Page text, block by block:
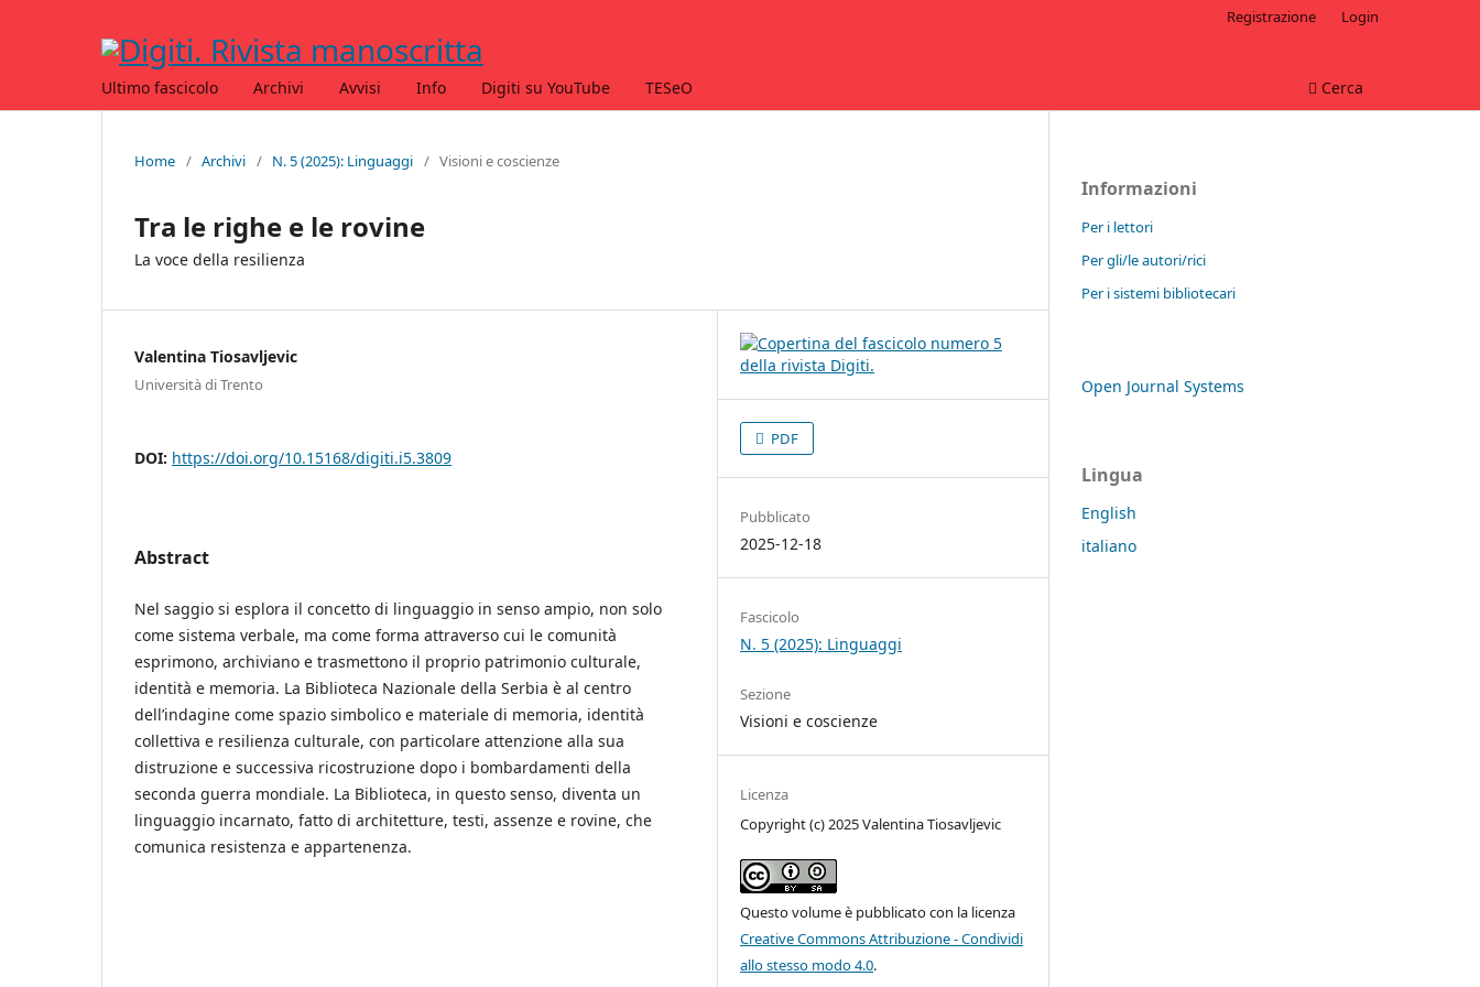
Ultimo fascicolo Archivi Avvisi Info Digiti su YouTube TESeO Cerca
Registrazione Login
Home / Archivi / N. 5 (2025): Linguaggi / Visioni e coscienze
Tra le righe e le rovine
La voce della resilienza
Valentina Tiosavljevic
Università di Trento
DOI: https://doi.org/10.15168/digiti.i5.3809
Abstract
Nel saggio si esplora il concetto di linguaggio in senso ampio, non solo
come sistema verbale, ma come forma attraverso cui le comunità
esprimono, archiviano e trasmettono il proprio patrimonio culturale,
identità e memoria. La Biblioteca Nazionale della Serbia è al centro
dell’indagine come spazio simbolico e materiale di memoria, identità
collettiva e resilienza culturale, con particolare attenzione alla sua
distruzione e successiva ricostruzione dopo i bombardamenti della
seconda guerra mondiale. La Biblioteca, in questo senso, diventa un
linguaggio incarnato, fatto di architetture, testi, assenze e rovine, che
comunica resistenza e appartenenza.
PDF
Pubblicato
2025-12-18
Fascicolo
N. 5 (2025): Linguaggi
Sezione
Visioni e coscienze
Licenza
Copyright (c) 2025 Valentina Tiosavljevic
Questo volume è pubblicato con la licenza
Creative Commons Attribuzione - Condividi
allo stesso modo 4.0.
Informazioni
Per i lettori
Per gli/le autori/rici
Per i sistemi bibliotecari
Open Journal Systems
Lingua
English
italiano